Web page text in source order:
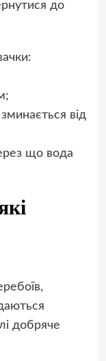
до
від
що вода
добряче